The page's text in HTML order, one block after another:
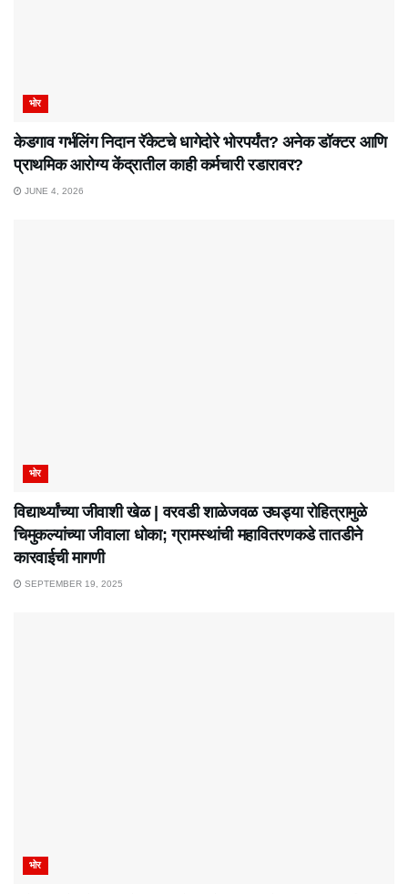
भोर
केडगाव गर्भलिंग निदान रॅकेटचे धागेदोरे भोरपर्यंत? अनेक डॉक्टर आणि
प्राथमिक आरोग्य केंद्रातील काही कर्मचारी रडारावर?
JUNE 4, 2026
भोर
विद्यार्थ्यांच्या जीवाशी खेळ | वरवडी शाळेजवळ उघड्या रोहित्रामुळे
चिमुकल्यांच्या जीवाला धोका; ग्रामस्थांची महावितरणकडे तातडीने
कारवाईची मागणी
SEPTEMBER 19, 2025
भोर